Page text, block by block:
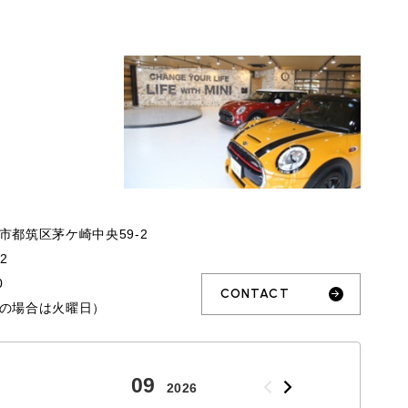
都筑区茅ケ崎中央59-2
場合は火曜日）
CONTACT
09 2026